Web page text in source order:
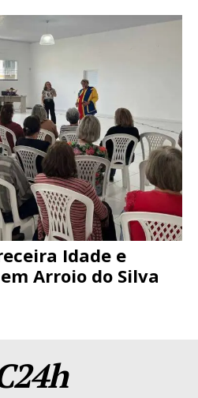
Idade e
Arroio do Silva